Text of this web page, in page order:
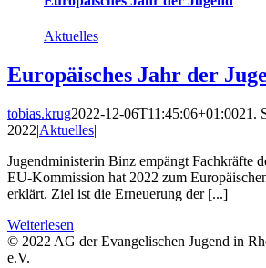
Aktuelles
Europäisches Jahr der
tobias.krug2022-12-06T11:45:06+01:0021.
2022|Aktuelles|
Jugendministerin Binz empängt Fachkräfte
EU-Kommission hat 2022 zum
erklärt. Ziel ist die Erneuerung der [...]
Weiterlesen
© 2022 AG der Evangelischen Jugend in
e.V.